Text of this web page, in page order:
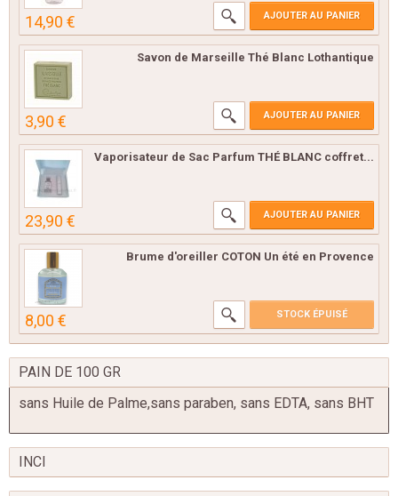
14,90 € AJOUTER AU PANIER
Savon de Marseille Thé Blanc Lothantique
3,90 € AJOUTER AU PANIER
Vaporisateur de Sac Parfum THÉ BLANC coffret...
23,90 € AJOUTER AU PANIER
Brume d'oreiller COTON Un été en Provence
8,00 € STOCK ÉPUISÉ
PAIN DE 100 GR
sans Huile de Palme,sans paraben, sans EDTA, sans BHT
INCI